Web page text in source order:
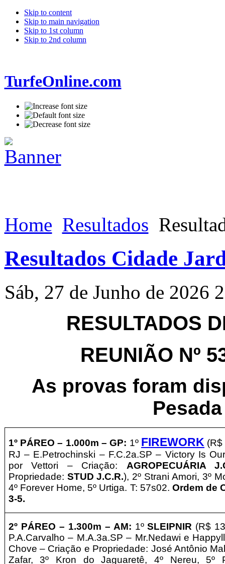
Skip to content
Skip to main navigation
Skip to 1st column
Skip to 2nd column
TurfeOnline.com
Home Resultados
Resultados Cidade
Sáb, 27 de Junho de 2026
RESULTADOS
REUNIÃO Nº
As provas foram
1º PÁREO – 1.000m – GP: 1º FIREWORK
RJ – E.Petrochinski – F.C.2a.SP – Victory Is
por Vettori – Criação: AGROPECUÁRIA
Propriedade: STUD J.C.R.), 2º Strani Amori, 3º
4º Forever Home, 5º Urtiga. T: 57s02. Ordem de
3-5.
2º PÁREO – 1.300m – AM: 1ºSLEIPNIR (R$
P.A.Carvalho – M.A.3a.SP – Mr.Nedawi e
Chove – Criação e Propriedade: José Antônio
Zafar, 3º Kron do Jaguaretê, 4º Nereu, 5º